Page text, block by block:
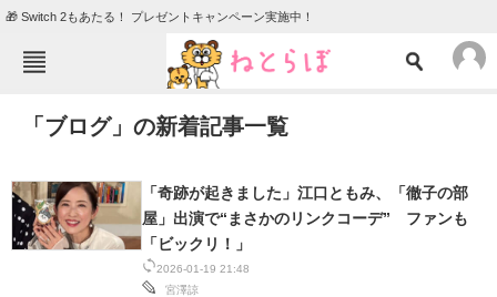
🎁 Switch 2もあたる！ プレゼントキャンペーン実施中！
TOP ニュース
グルメ 地域
「ブログ」の新着記事一覧
2026-01-19 21:48
宮澤諒
「奇跡が起きました」江口ともみ、「徹子の部
屋」出演で“まさかのリンクコーデ” ファンも
「ビックリ！」